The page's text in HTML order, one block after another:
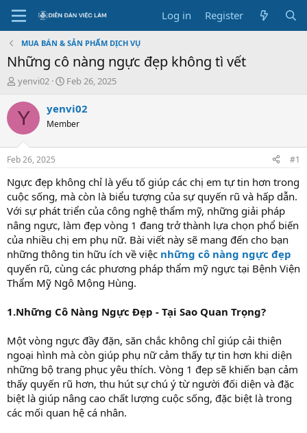
Log in Register
MUA BÁN & SẢN PHẨM DỊCH VỤ
Những cô nàng ngực đẹp không tì vết
T
r
e
d
t
a
r
t
e
r
yenvi02
S
a
r
t
t
e
Feb 26, 2025
Y yenvi02
Member
Feb 26, 2025 #1
Ngực đẹp không chỉ là yếu tố giúp các chị em tự tin hơn trong
cuộc sống, mà còn là biểu tượng của sự quyến rũ và hấp dẫn.
Với sự phát triển của công nghệ thẩm mỹ, những giải pháp
nâng ngực, làm đẹp vòng 1 đang trở thành lựa chọn phổ biến
của nhiều chị em phụ nữ. Bài viết này sẽ mang đến cho bạn
những thông tin hữu ích về việc những cô nàng ngực đẹp
quyến rũ, cùng các phương pháp thẩm mỹ ngực tại Bệnh Viện
Thẩm Mỹ Ngô Mộng Hùng.
1.Những Cô Nàng Ngực Đẹp - Tại Sao Quan Trọng?
Một vòng ngực đầy đặn, săn chắc không chỉ giúp cải thiện
ngoại hình mà còn giúp phụ nữ cảm thấy tự tin hơn khi diện
những bộ trang phục yêu thích. Vòng 1 đẹp sẽ khiến bạn cảm
thấy quyến rũ hơn, thu hút sự chú ý từ người đối diện và đặc
biệt là giúp nâng cao chất lượng cuộc sống, đặc biệt là trong
các mối quan hệ cá nhân.